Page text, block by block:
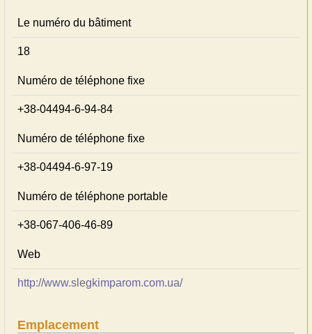
Le numéro du bâtiment
18
Numéro de téléphone fixe
+38-04494-6-94-84
Numéro de téléphone fixe
+38-04494-6-97-19
Numéro de téléphone portable
+38-067-406-46-89
Web
http://www.slegkimparom.com.ua/
Emplacement